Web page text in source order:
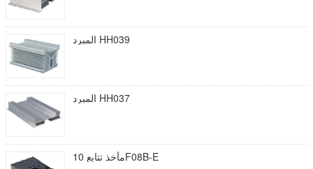
المبرد HH039
المبرد HH037
مأخذ تتابع 10F08B-E